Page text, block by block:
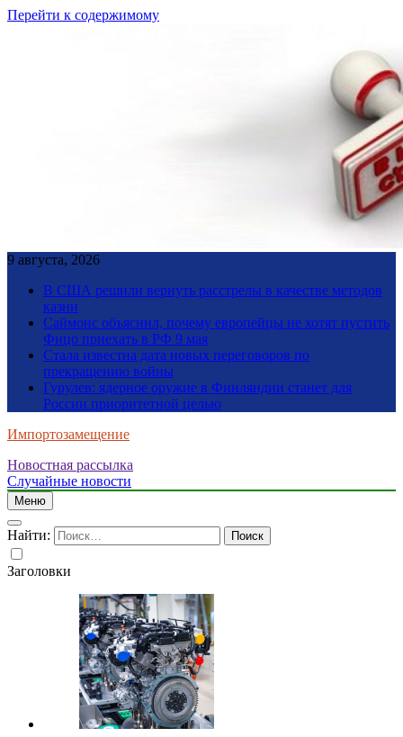
Перейти к содержимому
9 августа, 2026
В США решили вернуть расстрелы в качестве методов
казни
Саймонс объяснил, почему европейцы не хотят пустить
Фицо приехать в РФ 9 мая
Стала известна дата новых переговоров по
прекращению войны
Гурулев: ядерное оружие в Финляндии станет для
России приоритетной целью
Импортозамещение
Новостная рассылка
Случайные новости
Меню
Найти:
Заголовки